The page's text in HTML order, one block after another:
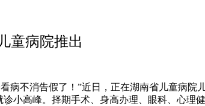
童病院推出
不消告假了！”近日，正在湖南省儿童病院
小高峰。择期手术、身高办理、眼科、心